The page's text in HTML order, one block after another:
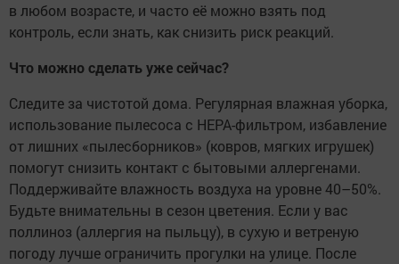
в любом возрасте, и часто её можно взять под
контроль, если знать, как снизить риск реакций.
Что можно сделать уже сейчас?
Следите за чистотой дома. Регулярная влажная уборка,
использование пылесоса с HEPA-фильтром, избавление
от лишних «пылесборников» (ковров, мягких игрушек)
помогут снизить контакт с бытовыми аллергенами.
Поддерживайте влажность воздуха на уровне 40–50%.
Будьте внимательны в сезон цветения. Если у вас
поллиноз (аллергия на пыльцу), в сухую и ветреную
погоду лучше ограничить прогулки на улице. После